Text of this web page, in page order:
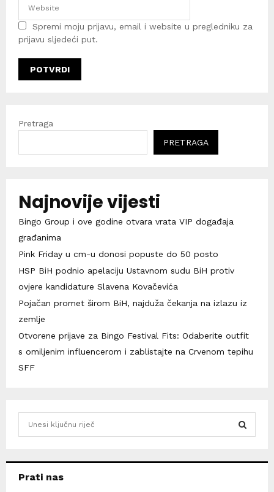
Spremi moju prijavu, email i website u pregledniku za
prijavu sljedeći put.
Pretraga
PRETRAGA
Najnovije vijesti
Bingo Group i ove godine otvara vrata VIP događaja
građanima
Pink Friday u cm-u donosi popuste do 50 posto
HSP BiH podnio apelaciju Ustavnom sudu BiH protiv
ovjere kandidature Slavena Kovačevića
Pojačan promet širom BiH, najduža čekanja na izlazu iz
zemlje
Otvorene prijave za Bingo Festival Fits: Odaberite outfit
s omiljenim influencerom i zablistajte na Crvenom tepihu
SFF
hPrati nas